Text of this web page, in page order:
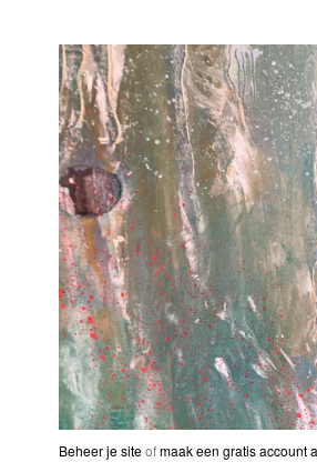
Beheer je siteofmaak een gratis account